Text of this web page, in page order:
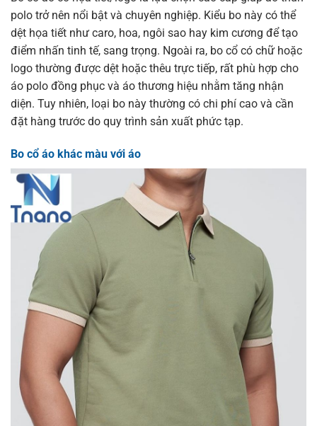
polo trở nên nổi bật và chuyên nghiệp. Kiểu bo này có thể
dệt họa tiết như caro, hoa, ngôi sao hay kim cương để tạo
điểm nhấn tinh tế, sang trọng. Ngoài ra, bo cổ có chữ hoặc
logo thường được dệt hoặc thêu trực tiếp, rất phù hợp cho
áo polo đồng phục và áo thương hiệu nhằm tăng nhận
diện. Tuy nhiên, loại bo này thường có chi phí cao và cần
đặt hàng trước do quy trình sản xuất phức tạp.
Bo cổ áo khác màu với áo